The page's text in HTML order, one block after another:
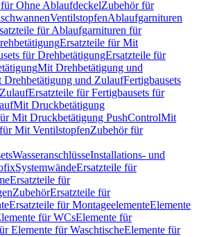
Ohne AblaufdeckelZubehör für
VentilstopfenAblaufgarnituren
für Ablaufgarnituren für
Ersatzteile für Mit
für DrehbetätigungErsatzteile für
Mit Drehbetätigung und
Drehbetätigung und ZulaufFertigbausets
Ersatzteile für Fertigbausets für
Mit Druckbetätigung
Mit Druckbetätigung PushControlMit
Mit VentilstopfenZubehör für
WasseranschlüsseInstallations- und
SystemwändeErsatzteile für
Ersatzteile für
ZubehörErsatzteile für
Ersatzteile für MontageelementeElemente
für WCsElemente für
Elemente für WaschtischeElemente für